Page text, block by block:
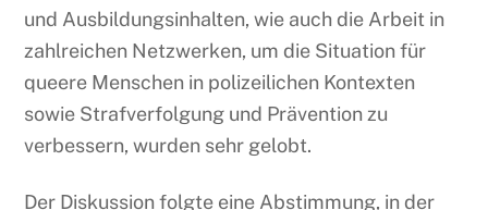
und Ausbildungsinhalten, wie auch die Arbeit in
zahlreichen Netzwerken, um die Situation für
queere Menschen in polizeilichen Kontexten
sowie Strafverfolgung und Prävention zu
verbessern, wurden sehr gelobt.
Der Diskussion folgte eine Abstimmung, in der